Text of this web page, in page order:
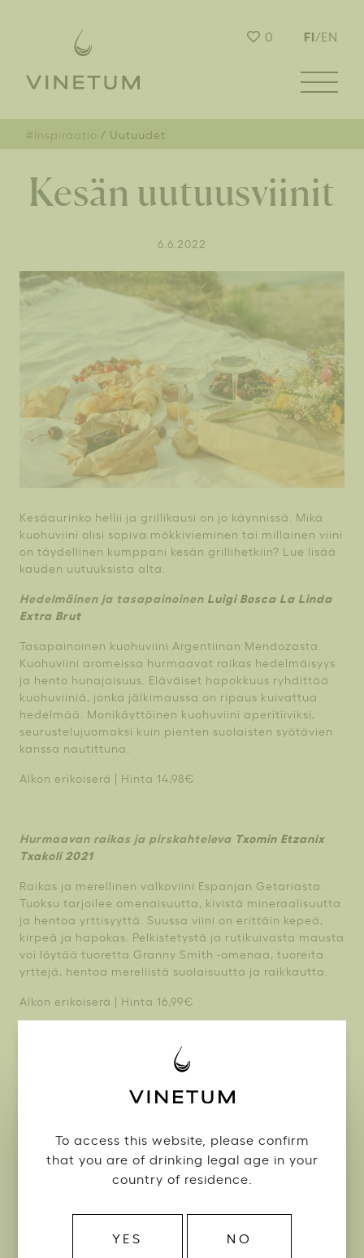
To access this website, please confirm
that you are of drinking legal age in your
country of residence.
YES NO
0 FI/EN
#Inspiraatio Uutuudet
Kesän uutuusviinit
6.6.2022
Kesäaurinko hellii ja grillikausi on jo käynnissä. Mikä
kuohuviini olisi sopiva mökkivieminen tai millainen viini
on täydellinen kumppani kesän grillihetkiin? Lue lisää
kauden uutuuksista alta.
Hedelmäinen ja tasapainoinen Luigi Bosca La Linda
Extra Brut
Tasapainoinen kuohuviini Argentiinan Mendozasta.
Kuohuviini aromeissa hurmaavat raikas hedelmäisyys
ja hento hunajaisuus. Eläväiset hapokkuus ryhdittää
kuohuviiniä, jonka jälkimaussa on ripaus kuivattua
hedelmää. Monikäyttöinen kuohuviini aperitiiviksi,
seurustelujuomaksi kuin pienten suolaisten syötävien
kanssa nautittuna.
Alkon erikoiserä | Hinta 14,98€
Hurmaavan raikas ja pirskahteleva Txomin Etzanix
Txakoli 2021
Raikas ja merellinen valkoviini Espanjan Getariasta.
Tuoksu tarjoilee omenaisuutta, kivistä mineraalisuutta
ja hentoa yrttisyyttä. Suussa viini on erittäin kepeä,
kirpeä ja hapokas. Pelkistetystä ja rutikuivasta mausta
voi löytää tuoretta Granny Smith -omenaa, tuoreita
yrttejä, hentoa merellistä suolaisuutta ja raikkautta.
Alkon erikoiserä | Hinta 16,99€
Castoro Cellars Estate Grown
Mehevä ja kypsän aromikas luomuviini Kalifornian
punaviini tarjoaa tummanluumuisia ja mausteisia
aromeja, jotka johtavat tammiseen tyylikkääseen
jälkimakuun. Erinomainen kumppani grilliruokien